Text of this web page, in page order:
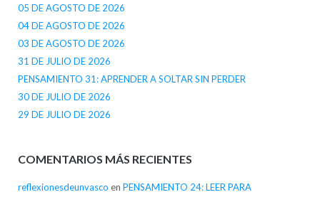
05 DE AGOSTO DE 2026
04 DE AGOSTO DE 2026
03 DE AGOSTO DE 2026
31 DE JULIO DE 2026
PENSAMIENTO 31: APRENDER A SOLTAR SIN PERDER
30 DE JULIO DE 2026
29 DE JULIO DE 2026
COMENTARIOS MÁS RECIENTES
reflexionesdeunvasco en PENSAMIENTO 24: LEER PARA